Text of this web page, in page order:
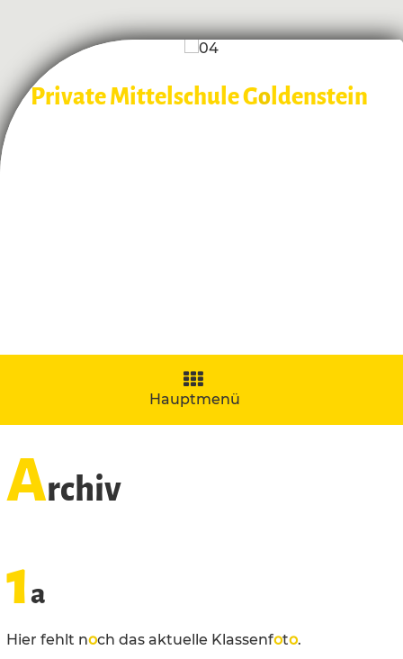
Private Mittelschule Goldenstein
Navigation
aufklappen
Hauptmenü
Archiv
1a
Hier fehlt noch das aktuelle Klassenfoto.